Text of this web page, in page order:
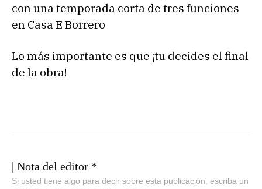
con una temporada corta de tres funciones
en Casa E Borrero
Lo más importante es que ¡tu decides el final
de la obra!
| Nota del editor *
Si usted tiene algo para decir sobre esta publicación, escriba un